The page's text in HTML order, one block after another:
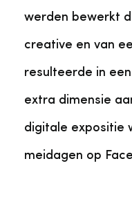
werden bewerkt
creative en van
resulteerde in
extra dimensie
digitale expositie
meidagen op